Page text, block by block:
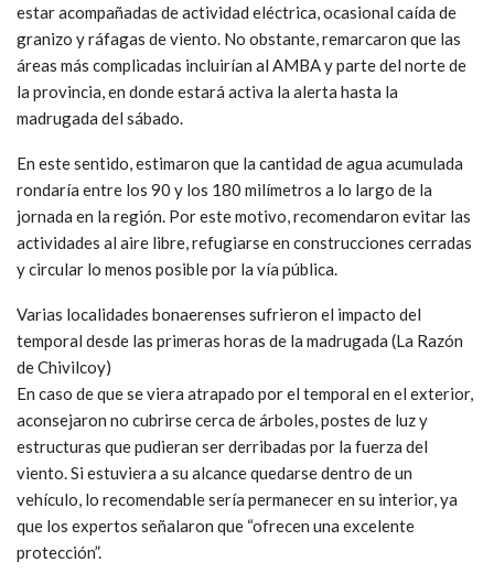
estar acompañadas de actividad eléctrica, ocasional caída de
granizo y ráfagas de viento. No obstante, remarcaron que las
áreas más complicadas incluirían al AMBA y parte del norte de
la provincia, en donde estará activa la alerta hasta la
madrugada del sábado.
En este sentido, estimaron que la cantidad de agua acumulada
rondaría entre los 90 y los 180 milímetros a lo largo de la
jornada en la región. Por este motivo, recomendaron evitar las
actividades al aire libre, refugiarse en construcciones cerradas
y circular lo menos posible por la vía pública.
Varias localidades bonaerenses sufrieron el impacto del
temporal desde las primeras horas de la madrugada (La Razón
de Chivilcoy)
En caso de que se viera atrapado por el temporal en el exterior,
aconsejaron no cubrirse cerca de árboles, postes de luz y
estructuras que pudieran ser derribadas por la fuerza del
viento. Si estuviera a su alcance quedarse dentro de un
vehículo, lo recomendable sería permanecer en su interior, ya
que los expertos señalaron que “ofrecen una excelente
protección”.